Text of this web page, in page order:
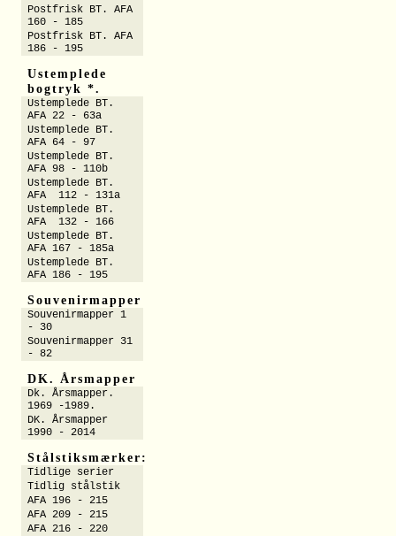
Postfrisk BT. AFA
160 - 185
Postfrisk BT. AFA
186 - 195
Ustemplede
bogtryk *.
Ustemplede BT.
AFA 22 - 63a
Ustemplede BT.
AFA 64 - 97
Ustemplede BT.
AFA 98 - 110b
Ustemplede BT.
AFA 112 - 131a
Ustemplede BT.
AFA 132 - 166
Ustemplede BT.
AFA 167 - 185a
Ustemplede BT.
AFA 186 - 195
Souvenirmapper
Souvenirmapper 1
- 30
Souvenirmapper 31
- 82
DK. Årsmapper
Dk. Årsmapper.
1969 -1989.
DK. Årsmapper
1990 - 2014
Stålstiksmærker:
Tidlige serier
Tidlig stålstik
AFA 196 - 215
AFA 209 - 215
AFA 216 - 220